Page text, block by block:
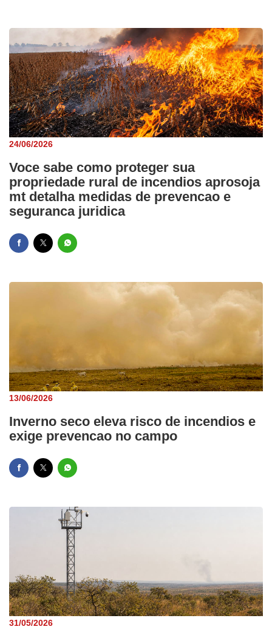
24/06/2026
Voce sabe como proteger sua
propriedade rural de incendios aprosoja
mt detalha medidas de prevencao e
seguranca juridica
13/06/2026
Inverno seco eleva risco de incendios e
exige prevencao no campo
31/05/2026